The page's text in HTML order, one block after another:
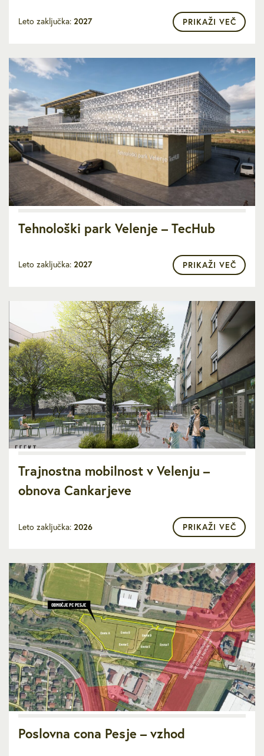
Leto zaključka: 2027 PRIKAŽI VEČ
Tehnološki park Velenje – TecHub
Leto zaključka: 2027 PRIKAŽI VEČ
Trajnostna mobilnost v Velenju –
obnova Cankarjeve
Leto zaključka: 2026 PRIKAŽI VEČ
Poslovna cona Pesje – vzhod